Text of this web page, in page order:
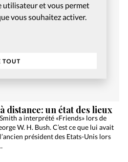
utilisateur et vous permet
vous souhaitez activer.
TOUT
distance: un état des lieux
a interprété «Friends» lors de
W. H. Bush. C’est ce que lui avait
président des Etats-Unis lors